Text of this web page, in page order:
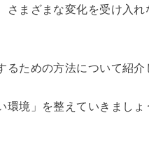
さまざまな変化を受け入
ための方法について紹介
境」を整えていきましょ